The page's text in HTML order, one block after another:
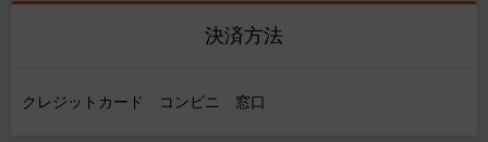
決済方法
クレジットカード コンビニ 窓口